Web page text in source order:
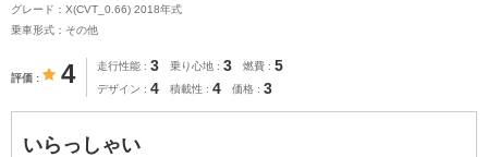
グレード：X(CVT_0.66) 2018年式
乗車形式：その他
評価 4 走行性能 3 乗り心地 3 燃費 5
デザイン 4 積載性 4 価格 3
いらっしゃい